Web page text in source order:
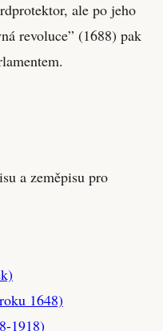
ale po jeho
revoluce” (1688) pak
a zeměpisu pro
1648)
1918)